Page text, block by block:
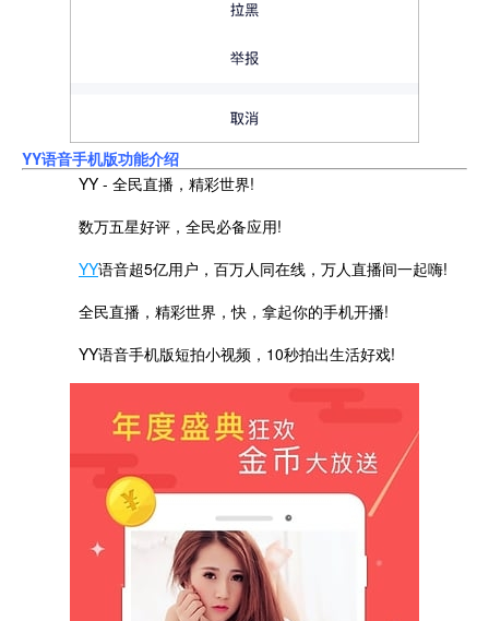
YY语音手机版功能介绍
YY - 全民直播，精彩世界!
数万五星好评，全民必备应用!
YY语音超5亿用户，百万人同在线，万人直播间一起嗨!
全民直播，精彩世界，快，拿起你的手机开播!
YY语音手机版短拍小视频，10秒拍出生活好戏!